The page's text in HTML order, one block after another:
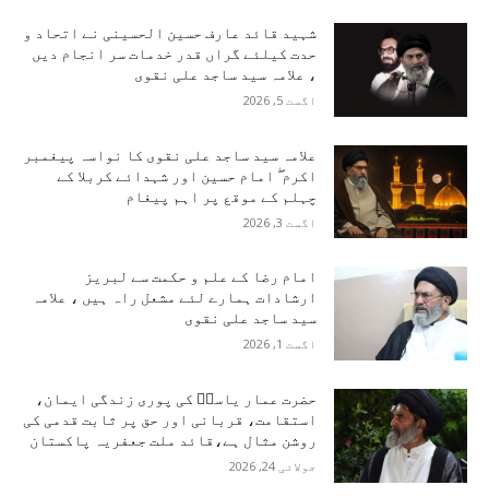
شہید قائد عارف حسین الحسینی نے اتحاد و
حدت کیلئے گراں قدر خدمات سر انجام دیں
، علامہ سید ساجد علی نقوی
اگست 5, 2026
علامہ سید ساجد علی نقوی کا نواسہ پیغمبر
اکرم ۖ امام حسین اور شہدائے کربلا کے
چہلم کے موقع پر اہم پیغام
اگست 3, 2026
امام رضا کے علم و حکمت سے لبریز
ارشادات ہمارے لئے مشعل راہ ہیں ، علامہ
سید ساجد علی نقوی
اگست 1, 2026
حضرت عمار یاسرؑ کی پوری زندگی ایمان،
استقامت، قربانی اور حق پر ثابت قدمی کی
روشن مثال ہے،قائد ملت جعفریہ پاکستان
جولائی 24, 2026